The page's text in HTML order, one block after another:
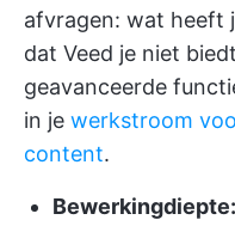
afvragen: wat heeft
dat Veed je niet
geavanceerde
in je werkstroom
content.
Bewerkingdiepte: